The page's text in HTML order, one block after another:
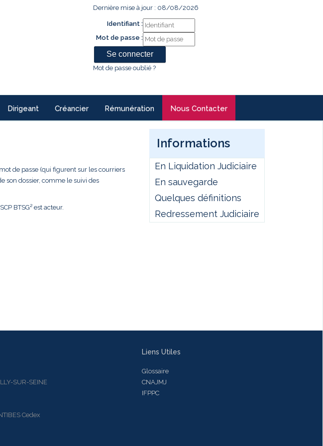
Dernière mise à jour : 08/08/2026
Identifiant :
Mot de passe :
Mot de passe oublié ?
Dirigeant Créancier Rémunération Nous Contacter
de passe (qui figurent sur les courriers
son dossier, comme le suivi des
BTSG² est acteur.
Informations
En Liquidation Judiciaire
En sauvegarde
Quelques définitions
Redressement Judiciaire
SUR-SEINE
Cedex
Liens Utiles
Glossaire
CNAJMJ
IFPPC